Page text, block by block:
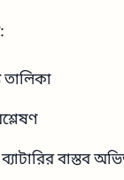
বাস্তব